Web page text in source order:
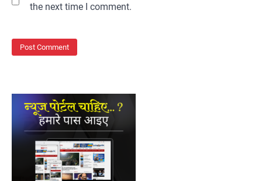
the next time I comment.